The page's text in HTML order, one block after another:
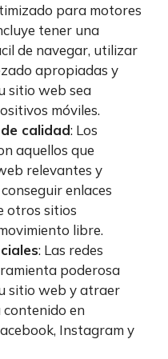
para motores
tener una
de navegar, utilizar
apropiadas y
sitio web sea
móviles.
calidad: Los
aquellos que
relevantes y
enlaces
otros sitios
libre.
: Las redes
poderosa
sitio web y atraer
en
Instagram y